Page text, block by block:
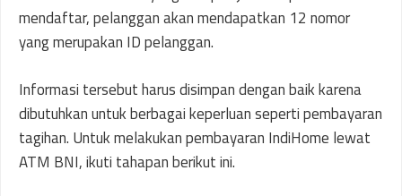
mendaftar, pelanggan akan mendapatkan 12 nomor
yang merupakan ID pelanggan.
Informasi tersebut harus disimpan dengan baik karena
dibutuhkan untuk berbagai keperluan seperti pembayaran
tagihan. Untuk melakukan pembayaran IndiHome lewat
ATM BNI, ikuti tahapan berikut ini.